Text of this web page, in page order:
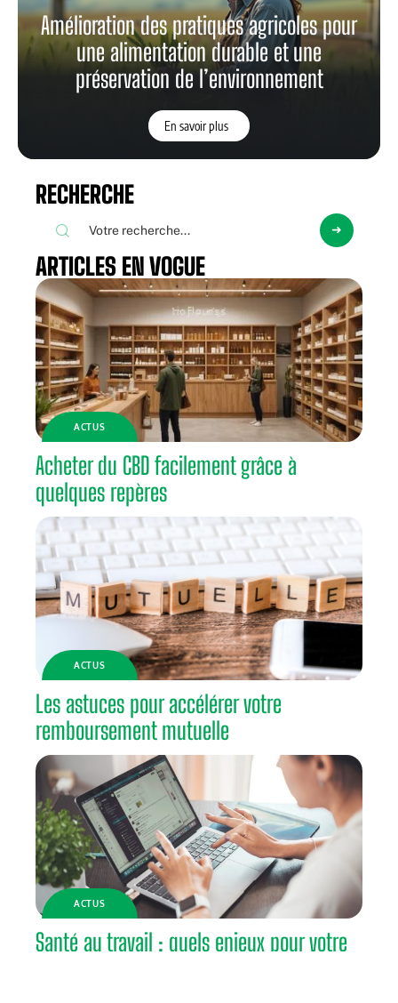
Amélioration des pratiques agricoles pour
une alimentation durable et une
préservation de l’environnement
En savoir plus
RECHERCHE
ARTICLES EN VOGUE
ACTUS
Acheter du CBD facilement grâce à
quelques repères
ACTUS
Les astuces pour accélérer votre
remboursement mutuelle
ACTUS
Santé au travail : quels enjeux pour votre